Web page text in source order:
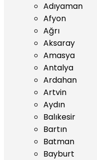
Adıyaman
Afyon
Ağrı
Aksaray
Amasya
Antalya
Ardahan
Artvin
Aydın
Balıkesir
Bartın
Batman
Bayburt